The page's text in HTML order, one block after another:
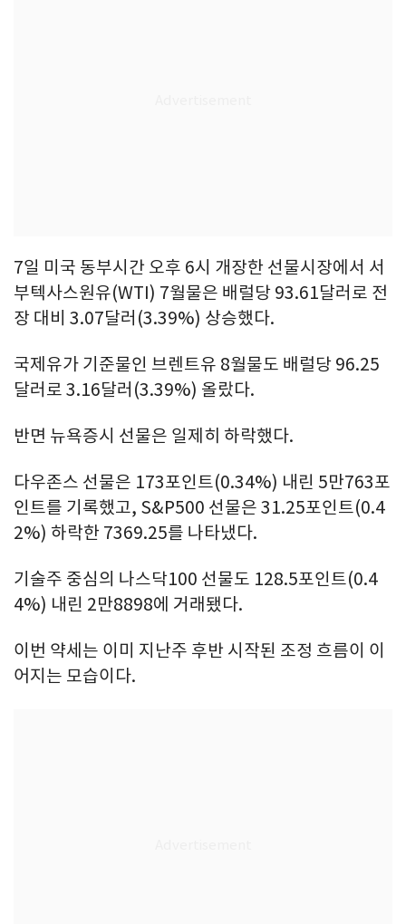
7일 미국 동부시간 오후 6시 개장한 선물시장에서 서
부텍사스원유(WTI) 7월물은 배럴당 93.61달러로 전
장 대비 3.07달러(3.39%) 상승했다.
국제유가 기준물인 브렌트유 8월물도 배럴당 96.25
달러로 3.16달러(3.39%) 올랐다.
반면 뉴욕증시 선물은 일제히 하락했다.
다우존스 선물은 173포인트(0.34%) 내린 5만763포
인트를 기록했고, S&P500 선물은 31.25포인트(0.4
2%) 하락한 7369.25를 나타냈다.
기술주 중심의 나스닥100 선물도 128.5포인트(0.4
4%) 내린 2만8898에 거래됐다.
이번 약세는 이미 지난주 후반 시작된 조정 흐름이 이
어지는 모습이다.